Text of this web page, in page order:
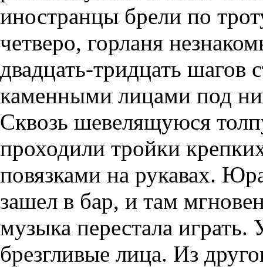
иностранцы брели по
четверо, горланя
двадцать-тридцать шагов
каменными лицами под
Сквозь шевелящуюся
проходили тройки
повязками на рукавах.
зашел в бар, и там
музыка перестала
брезгливые лица. Из